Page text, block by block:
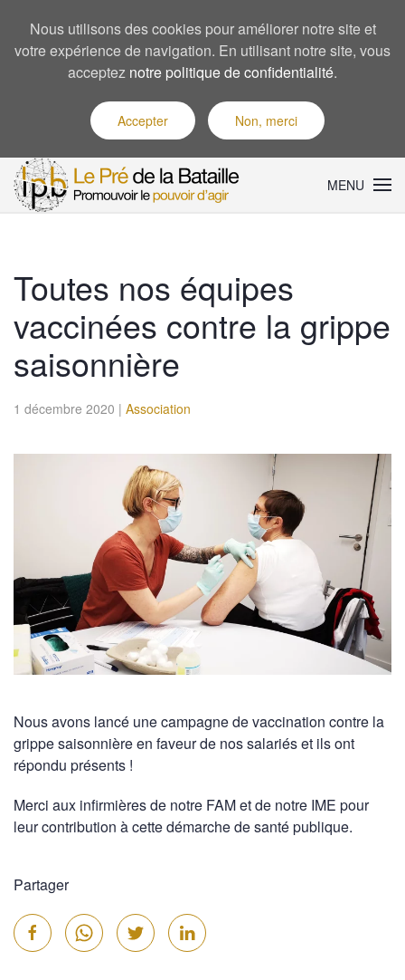
Nous utilisons des cookies pour améliorer notre site et
votre expérience de navigation. En utilisant notre site, vous
acceptez notre politique de confidentialité.
Accepter Non, merci
MENU
Toutes nos équipes
vaccinées contre la grippe
saisonnière
1 décembre 2020 | Association
Nous avons lancé une campagne de vaccination contre la
grippe saisonnière en faveur de nos salariés et ils ont
répondu présents !
Merci aux infirmières de notre FAM et de notre IME pour
leur contribution à cette démarche de santé publique.
Partager